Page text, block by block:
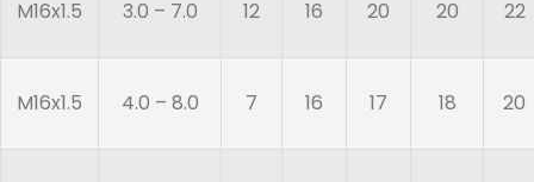
M16x1.5 3.0 – 7.0 12 16 20 20 22
M16x1.5 4.0 – 8.0 7 16 17 18 20